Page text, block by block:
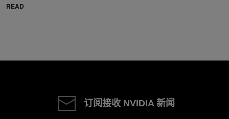
READ
订阅接收 NVIDIA 新闻